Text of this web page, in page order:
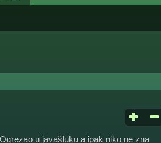
u javašluku a ipak niko ne zna